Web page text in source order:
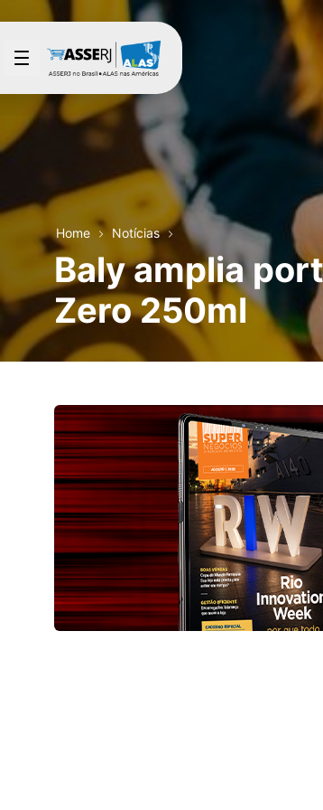
Pular para o Conteúdo principal
Home Notícias
Baly amplia
Zero 250ml